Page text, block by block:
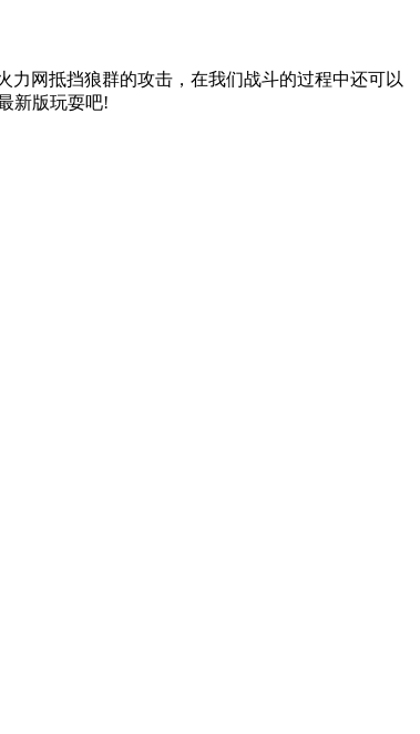
力网抵挡狼群的攻击，在我们战斗的过程中还可以
新版玩耍吧!